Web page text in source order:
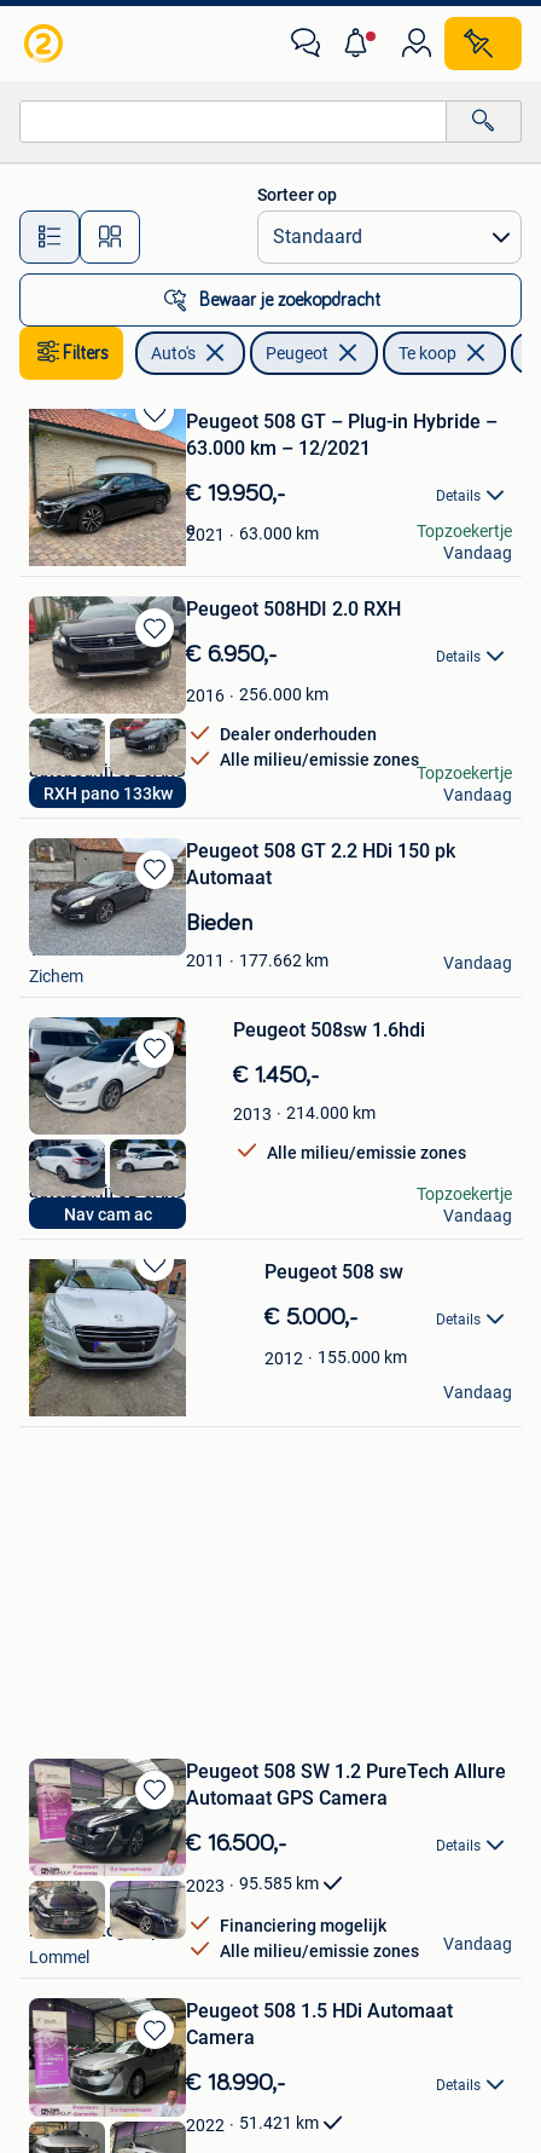
Alle afstanden…
Sorteer op
Bewaar je zoekopdracht
Filters Auto's Peugeot Te koop
Bewaren
in
Mijn
Favorieten
Peugeot 508 GT – Plug-in Hybride –
63.000 km – 12/2021
€ 19.950,- Details
2021 63.000 km
Lars Van Crombrugge
Kasterlee
Topzoekertje
Vandaag
Bewaren
in
Mijn
Favorieten
RXH pano 133kw
Peugeot 508HDI 2.0 RXH
€ 6.950,- Details
2016 256.000 km
Dealer onderhouden
Alle milieu/emissie zones
autobedrijf JB CARS
Temse
Topzoekertje
Vandaag
Bewaren
in
Mijn
Favorieten
Peugeot 508 GT 2.2 HDi 150 pk
Automaat
Bieden
2011 177.662 km
YinS
Zichem
Vandaag
Bewaren
in
Mijn
Favorieten
Nav cam ac
Peugeot 508sw 1.6hdi
€ 1.450,-
2013 214.000 km
Alle milieu/emissie zones
autobedrijf JB CARS
Temse
Topzoekertje
Vandaag
Bewaren
Mijn
Favorieten
Peugeot 508 sw
€ 5.000,- Details
2012 155.000 km
Jon
Nivelles
Vandaag
Bewaren
in
Mijn
Favorieten
Peugeot 508 SW 1.2 PureTech Allure
Automaat GPS Camera
€ 16.500,- Details
2023 95.585 km
Financiering mogelijk
Alle milieu/emissie zones
Pelter Autogroup
Lommel
Vandaag
Bewaren
in
Mijn
Favorieten
Peugeot 508 1.5 HDi Automaat
Camera
€ 18.990,- Details
2022 51.421 km